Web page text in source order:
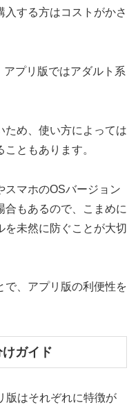
する方はコストがかさ
プリ版ではアダルト系
ため、使い方によっては
ともあります。
スマホのOSバージョン
合もあるので、こまめに
を未然に防ぐことが大切
で、アプリ版の利便性を
ガイド
版はそれぞれに特徴が